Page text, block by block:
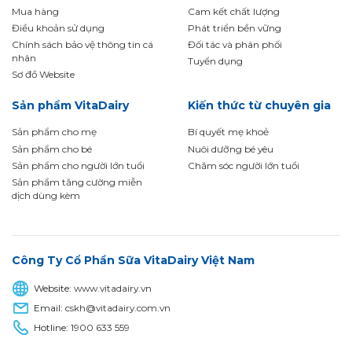
Mua hàng
Điều khoản sử dụng
Chính sách bảo vệ thông tin cá
nhân
Sơ đồ Website
Cam kết chất lượng
Phát triển bền vững
Đối tác và phân phối
Tuyển dụng
Sản phẩm VitaDairy
Sản phẩm cho mẹ
Sản phẩm cho bé
Sản phẩm cho người lớn tuổi
Sản phẩm tăng cường miễn
dịch dùng kèm
Kiến thức từ chuyên gia
Bí quyết mẹ khoẻ
Nuôi dưỡng bé yêu
Chăm sóc người lớn tuổi
Công Ty Cổ Phần Sữa VitaDairy Việt Nam
Website:www.vitadairy.vn
Email:cskh@vitadairy.com.vn
Hotline:1900 633 559